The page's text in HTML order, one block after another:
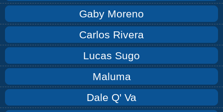
Gaby Moreno
Carlos Rivera
Lucas Sugo
Maluma
Dale Q' Va